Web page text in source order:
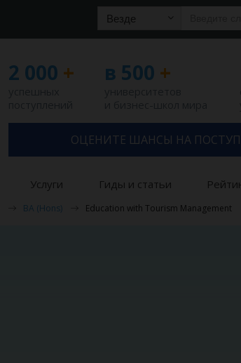
Везде
2 000 + в 500 +
ОЦЕНИТЕ ШАНСЫ НА
Услуги Гиды и статьи
BA (Hons) Education with Tourism Management